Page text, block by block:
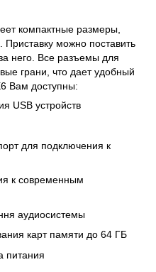
компактные размеры,
Приставку можно поставить
него. Все разъемы для
грани, что дает удобный
Вам доступны:
USB устройств
для подключения к
к современным
аудиосистемы
карт памяти до 64 ГБ
питания